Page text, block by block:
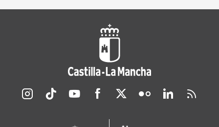
Redes sociales JCCM